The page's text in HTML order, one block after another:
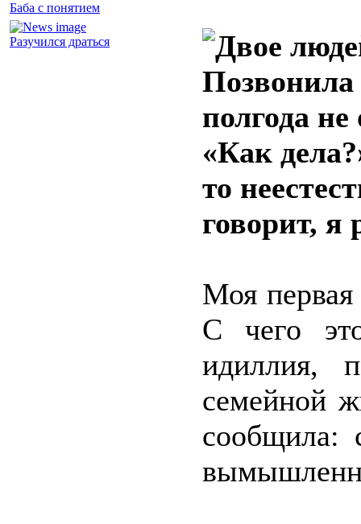
Баба с понятием
Разучился драться
Позвонила
полгода
«Как
то
говорит, я
Моя первая
С чего
идиллия,
семейной
сообщила: